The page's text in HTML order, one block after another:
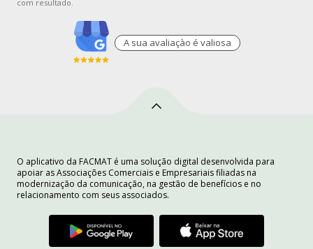
com resultado.
A sua avaliaçào é valiosa
O aplicativo da FACMAT é uma solução digital desenvolvida para
apoiar as Associações Comerciais e Empresariais filiadas na
modernização da comunicação, na gestão de benefícios e no
relacionamento com seus associados.